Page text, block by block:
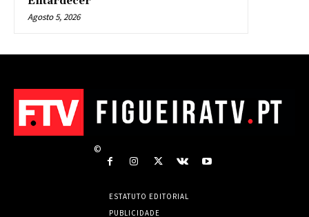
Agosto 5, 2026
©
ESTATUTO EDITORIAL
PUBLICIDADE